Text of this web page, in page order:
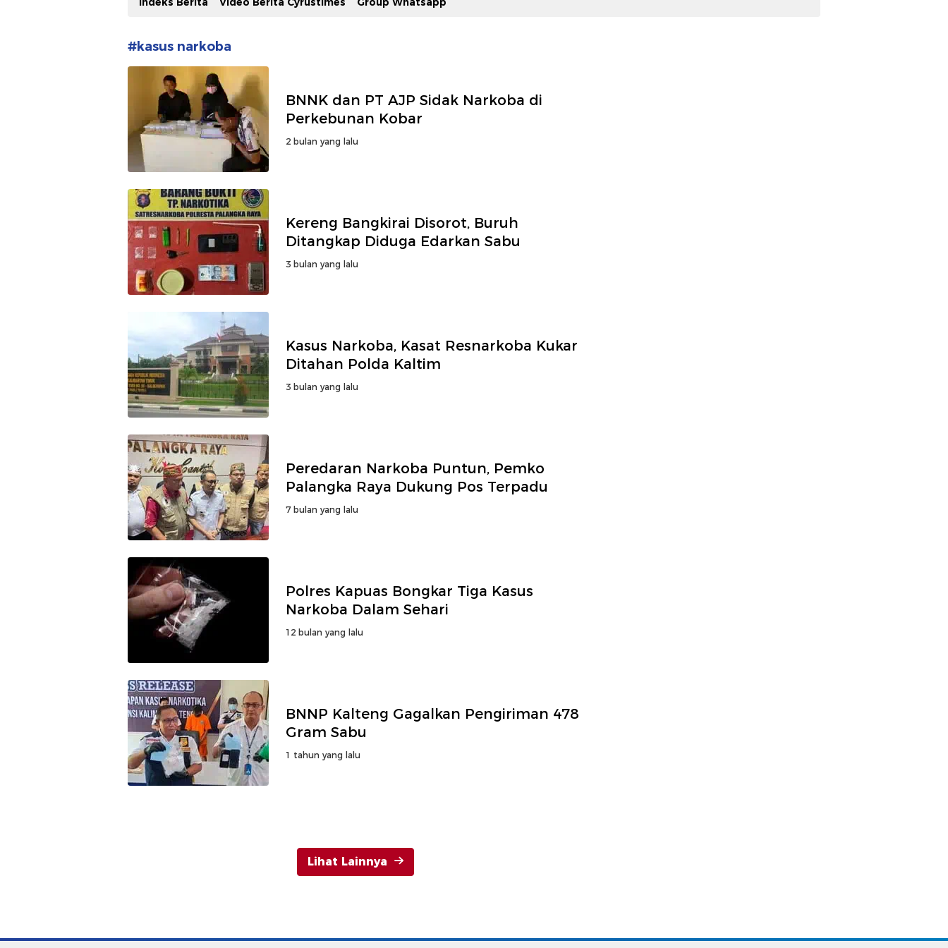
#kasus narkoba
BNNK dan PT AJP Sidak Narkoba di
Perkebunan Kobar
2 bulan yang lalu
Kereng Bangkirai Disorot, Buruh
Ditangkap Diduga Edarkan Sabu
3 bulan yang lalu
Kasus Narkoba, Kasat Resnarkoba Kukar
Ditahan Polda Kaltim
3 bulan yang lalu
Peredaran Narkoba Puntun, Pemko
Palangka Raya Dukung Pos Terpadu
7 bulan yang lalu
Polres Kapuas Bongkar Tiga Kasus
Narkoba Dalam Sehari
12 bulan yang lalu
BNNP Kalteng Gagalkan Pengiriman 478
Gram Sabu
1 tahun yang lalu
Lihat Lainnya